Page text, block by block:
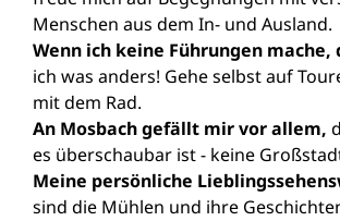
Menschen aus dem In- und Ausland.
Wenn ich keine Führungen mache,
ich was anders! Gehe selbst auf
mit dem Rad.
An Mosbach gefällt mir vor allem,
es überschaubar ist - keine
Meine persönliche
sind die Mühlen und ihre